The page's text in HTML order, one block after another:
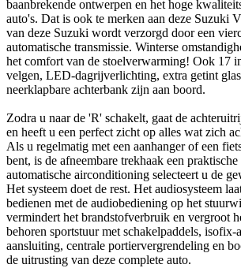
baanbrekende ontwerpen en het hoge
auto's. Dat is ook te merken aan deze Suzuki
van deze Suzuki wordt verzorgd door een
automatische transmissie. Winterse
het comfort van de stoelverwarming! Ook 17
velgen, LED-dagrijverlichting, extra getint
neerklapbare achterbank zijn aan boord.
Zodra u naar de 'R' schakelt, gaat de
en heeft u een perfect zicht op alles wat zich
Als u regelmatig met een aanhanger of een
bent, is de afneembare trekhaak een
automatische airconditioning selecteert u de
Het systeem doet de rest. Het audiosysteem
bedienen met de audiobediening op het
vermindert het brandstofverbruik en vergroot
behoren sportstuur met schakelpaddels, isofix-
aansluiting, centrale portiervergrendeling en
de uitrusting van deze complete auto.